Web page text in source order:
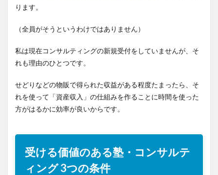
ります。
（全員がそうというわけではありません）
私は現在コンサルティングの新規受付をしていませんが、そ
れも理由のひとつです。
せどりなどの物販で得られた収益がある程度たまったら、そ
れを使って「資産収入」の仕組みを作ることに時間を使った
方がはるかに効率が良いからです。
受ける価値のある塾・コンサルテ
ィング 3つの条件